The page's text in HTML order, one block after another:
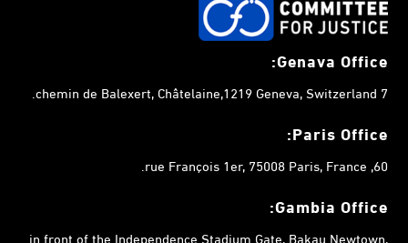
Genava Office:
7 chemin de Balexert, Châtelaine,1219 Geneva, Switzerland.
Paris Office:
60, rue François 1er, 75008 Paris, France.
Gambia Office:
in front of the Independence Stadium Gate, Bakau Newtown,